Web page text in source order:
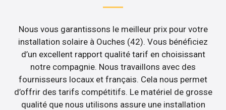
Nous vous garantissons le meilleur prix pour votre
installation solaire à Ouches (42). Vous bénéficiez
d’un excellent rapport qualité tarif en choisissant
notre compagnie. Nous travaillons avec des
fournisseurs locaux et français. Cela nous permet
d’offrir des tarifs compétitifs. Le matériel de grosse
qualité que nous utilisons assure une installation